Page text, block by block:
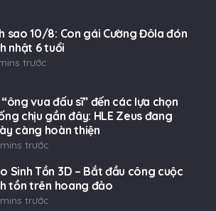
sao 10/8: Con gái Cường Đôla đón
nhật 6 tuổi
trước
vua đấu sĩ” đến các lựa chọn
chịu gần đây: HLE Zeus đang
càng hoàn thiện
trước
Sinh Tồn 3D – Bắt đầu công cuộc
tồn trên hoang đảo
trước